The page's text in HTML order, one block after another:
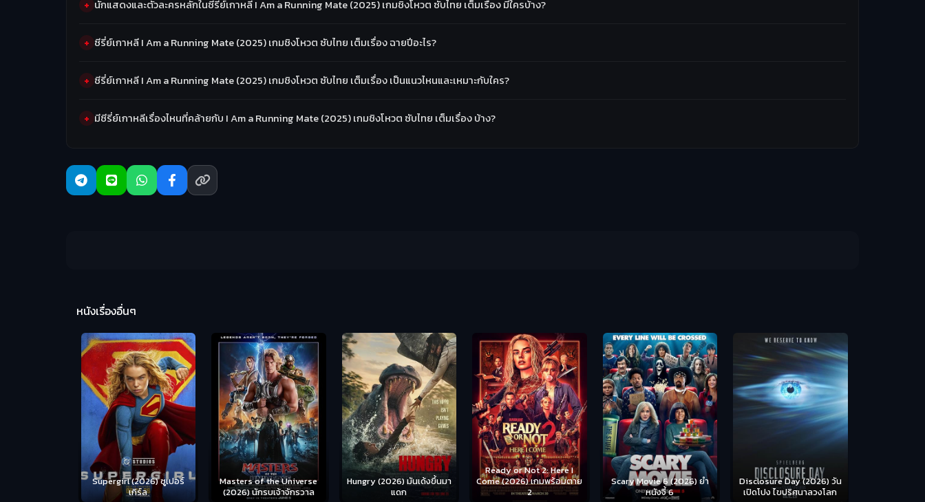
นักแสดงและตัวละครหลักในซีรี่ย์เกาหลี I Am a Running Mate (2025) เกมชิงโหวต ซับไทย เต็มเรื่อง มีใครบ้าง?
ซีรี่ย์เกาหลี I Am a Running Mate (2025) เกมชิงโหวต ซับไทย เต็มเรื่อง ฉายปีอะไร?
ซีรี่ย์เกาหลี I Am a Running Mate (2025) เกมชิงโหวต ซับไทย เต็มเรื่อง เป็นแนวไหนและเหมาะกับใคร?
มีซีรี่ย์เกาหลีเรื่องไหนที่คล้ายกับ I Am a Running Mate (2025) เกมชิงโหวต ซับไทย เต็มเรื่อง บ้าง?
หนังเรื่องอื่นๆ
Supergirl (2026) ซูเปอร์
เกิร์ล
Masters of the Universe
(2026) นักรบเจ้าจักรวาล
Hungry (2026) มันเด้งขึ้นมา
แดก
Ready or Not 2: Here I
Come (2026) เกมพร้อมตาย
2
Scary Movie 6 (2026) ยำ
หนังจี้ 6
Disclosure Day (2026) วัน
เปิดโปง ไขปริศนาลวงโลก